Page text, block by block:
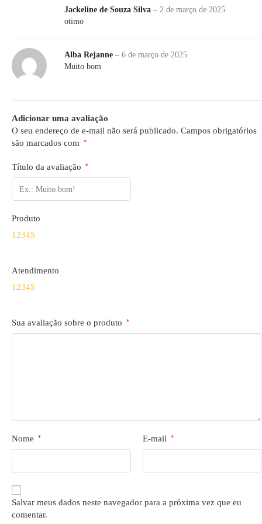
Jackeline de Souza Silva – 2 de março de 2025
otimo
Alba Rejanne – 6 de março de 2025
Muito bom
Adicionar uma avaliação
O seu endereço de e-mail não será publicado. Campos obrigatórios
são marcados com
*
Título da avaliação *
Produto
12345
Atendimento
12345
Sua avaliação sobre o produto *
Nome * E-mail *
Salvar meus dados neste navegador para a próxima vez que eu
comentar.